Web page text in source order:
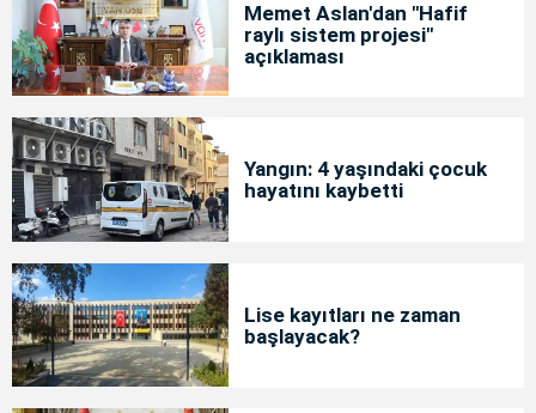
Memet Aslan'dan "Hafif
raylı sistem projesi"
açıklaması
Yangın: 4 yaşındaki çocuk
hayatını kaybetti
Lise kayıtları ne zaman
başlayacak?